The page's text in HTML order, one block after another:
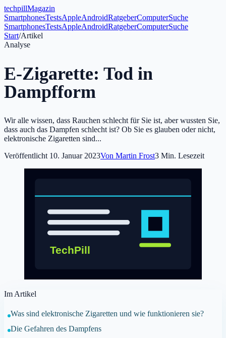
techpillMagazin
SmartphonesTestsAppleAndroidRatgeberComputerSuche
SmartphonesTestsAppleAndroidRatgeberComputerSuche
Start/Artikel
Analyse
E-Zigarette: Tod in
Dampfform
Wir alle wissen, dass Rauchen schlecht für Sie ist, aber wussten Sie,
dass auch das Dampfen schlecht ist? Ob Sie es glauben oder nicht,
elektronische Zigaretten sind...
Veröffentlicht 10. Januar 2023Von Martin Frost3 Min. Lesezeit
Im Artikel
Was sind elektronische Zigaretten und wie funktionieren sie?
Die Gefahren des Dampfens